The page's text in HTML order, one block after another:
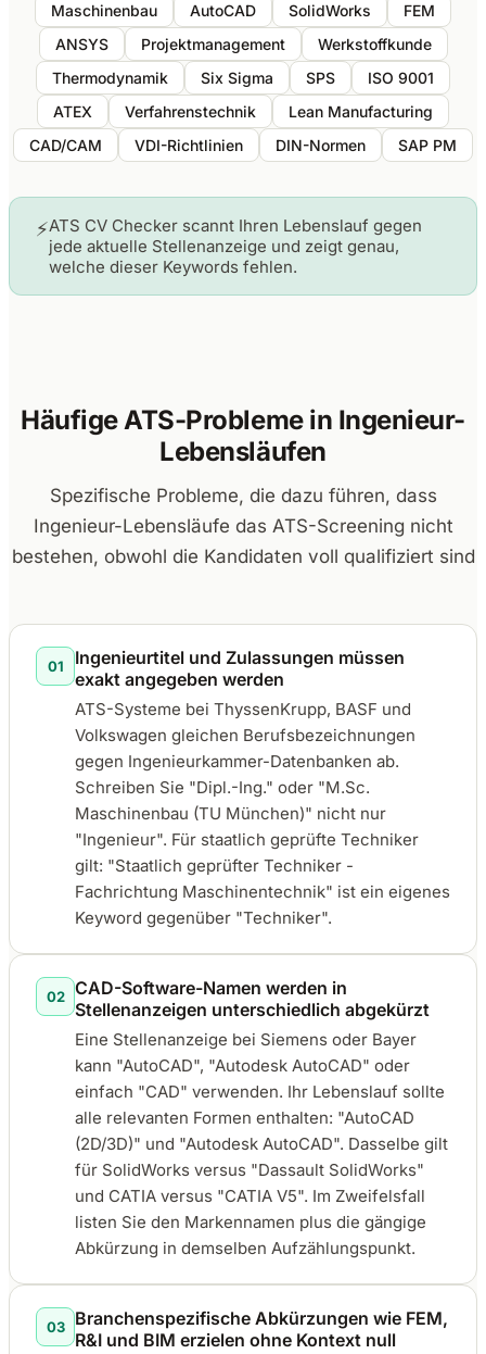
Maschinenbau AutoCAD SolidWorks
FEM
ANSYS
Projektmanagement
Werkstoffkunde
Thermodynamik
Six Sigma SPS
ISO 9001
ATEX
Verfahrenstechnik
Lean Manufacturing
CAD/CAM
VDI-Richtlinien DIN-Normen SAP PM
⚡ATS CV Checker scannt Ihren Lebenslauf gegen
jede aktuelle Stellenanzeige und zeigt genau,
welche dieser Keywords fehlen.
Häufige ATS-Probleme in Ingenieur-
Lebensläufen
Spezifische Probleme, die dazu führen, dass
Ingenieur-Lebensläufe das ATS-Screening nicht
bestehen, obwohl die Kandidaten voll qualifiziert sind
01
Ingenieurtitel und Zulassungen müssen
exakt angegeben werden
ATS-Systeme bei ThyssenKrupp, BASF und
Volkswagen gleichen Berufsbezeichnungen
gegen Ingenieurkammer-Datenbanken ab.
Schreiben Sie "Dipl.-Ing." oder "M.Sc.
Maschinenbau (TU München)" nicht nur
"Ingenieur". Für staatlich geprüfte Techniker
gilt: "Staatlich geprüfter Techniker -
Fachrichtung Maschinentechnik" ist ein eigenes
Keyword gegenüber "Techniker".
02 CAD-Software-Namen werden in
Stellenanzeigen unterschiedlich abgekürzt
Eine Stellenanzeige bei Siemens oder Bayer
kann "AutoCAD", "Autodesk AutoCAD" oder
einfach "CAD" verwenden. Ihr Lebenslauf sollte
alle relevanten Formen enthalten: "AutoCAD
(2D/3D)" und "Autodesk AutoCAD". Dasselbe gilt
für SolidWorks versus "Dassault SolidWorks"
und CATIA versus "CATIA V5". Im Zweifelsfall
listen Sie den Markennamen plus die gängige
Abkürzung in demselben Aufzählungspunkt.
03
Branchenspezifische Abkürzungen wie FEM,
R&I und BIM erzielen ohne Kontext null